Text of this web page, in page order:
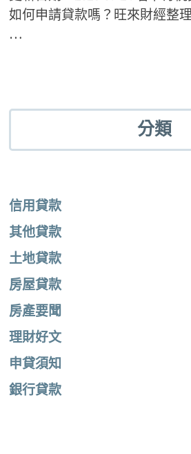
如何申請貸款嗎？旺來財經整
…
分類
信用貸款
其他貸款
土地貸款
房屋貸款
房產要聞
理財好文
申貸須知
銀行貸款